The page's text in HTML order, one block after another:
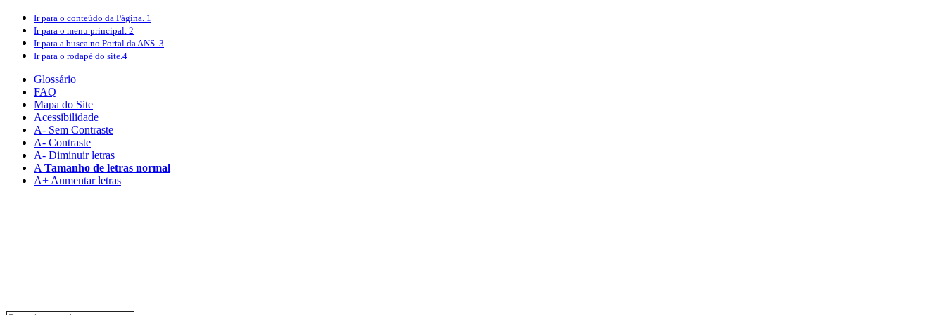
Ir para o conteúdo da Página. 1
Ir para o menu principal. 2
Ir para a busca no Portal da ANS. 3
Ir para o rodapé do site.4
Glossário
FAQ
Mapa do Site
Acessibilidade
A- Sem Contraste
A- Contraste
A- Diminuir letras
A Tamanho de letras normal
A+ Aumentar letras